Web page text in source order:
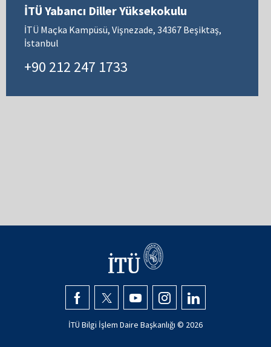
İTÜ Yabancı Diller Yüksekokulu
İTÜ Maçka Kampüsü, Vişnezade, 34367 Beşiktaş,
İstanbul
+90 212 247 1733
İTÜ Bilgi İşlem Daire Başkanlığı © 2026